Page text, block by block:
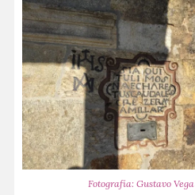
Fotografía: Gustavo Vega